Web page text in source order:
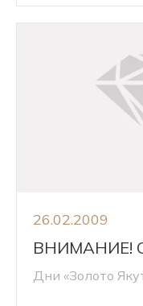
26.02.2009
ВНИМАНИЕ!
Дни «Золото